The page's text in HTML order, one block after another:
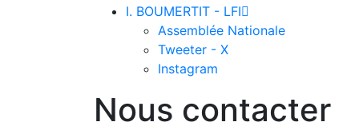
I. BOUMERTIT - LFI
Assemblée Nationale
Tweeter - X
Instagram
Nous contacter